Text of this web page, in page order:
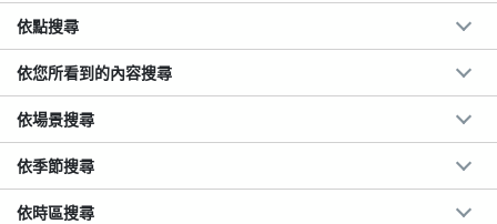
依點搜尋
依您所看到的內容搜尋
依場景搜尋
依季節搜尋
依時區搜尋